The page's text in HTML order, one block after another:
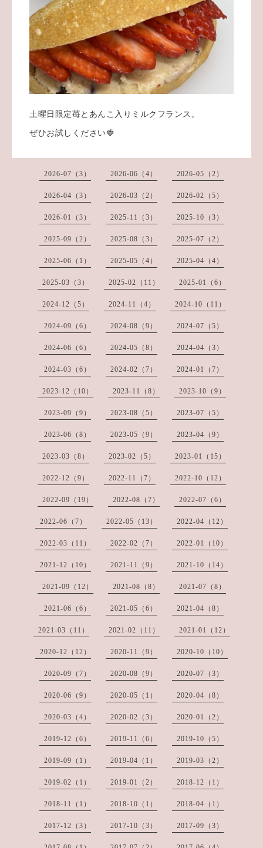
土曜日限定苺とあんこ入りミルクフランス。
ぜひお試しください🍓
2026-07（3） 2026-06（4） 2026-05（2）
2026-04（3） 2026-03（2） 2026-02（5）
2026-01（3） 2025-11（3） 2025-10（3）
2025-09（2） 2025-08（3） 2025-07（2）
2025-06（1） 2025-05（4） 2025-04（4）
2025-03（3） 2025-02（11） 2025-01（6）
2024-12（5） 2024-11（4） 2024-10（11）
2024-09（6） 2024-08（9） 2024-07（5）
2024-06（6） 2024-05（8） 2024-04（3）
2024-03（6） 2024-02（7） 2024-01（7）
2023-12（10） 2023-11（8） 2023-10（9）
2023-09（9） 2023-08（5） 2023-07（5）
2023-06（8） 2023-05（9） 2023-04（9）
2023-03（8） 2023-02（5） 2023-01（15）
2022-12（9） 2022-11（7） 2022-10（12）
2022-09（19） 2022-08（7） 2022-07（6）
2022-06（7） 2022-05（13） 2022-04（12）
2022-03（11） 2022-02（7） 2022-01（10）
2021-12（10） 2021-11（9） 2021-10（14）
2021-09（12） 2021-08（8） 2021-07（8）
2021-06（6） 2021-05（6） 2021-04（8）
2021-03（11） 2021-02（11） 2021-01（12）
2020-12（12） 2020-11（9） 2020-10（10）
2020-09（7） 2020-08（9） 2020-07（3）
2020-06（9） 2020-05（1） 2020-04（8）
2020-03（4） 2020-02（3） 2020-01（2）
2019-12（6） 2019-11（6） 2019-10（5）
2019-09（1） 2019-04（1） 2019-03（2）
2019-02（1） 2019-01（2） 2018-12（1）
2018-11（1） 2018-10（1） 2018-04（1）
2017-12（3） 2017-10（3） 2017-09（3）